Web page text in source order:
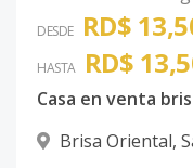
DESDE RD$
HASTA RD$
Casa en venta
Brisa Oriental,